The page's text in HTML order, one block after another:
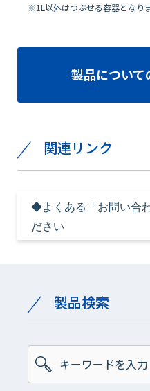
※1L以外はつぶせる容器となりま
製品について
関連リンク
◆よくある「お問い合
ださい
製品検索